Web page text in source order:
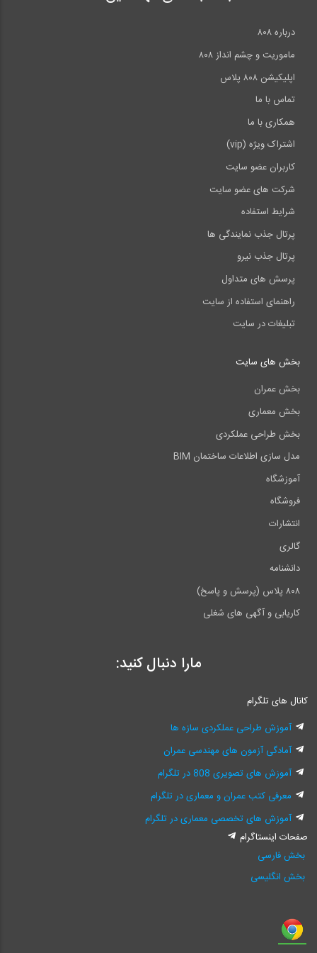
تهیه این کتاب که تالیف مدرس این ورکشاپ است به شرکت کنندگان در
این ورکشاپ پیشنهاد می‌شود:
لینک خرید پستی کتاب از فروشگاه وبسایت 808
----------------------------------------------------------------
SAP
لینک خرید پستی کتاب از فروشگاه وبسایت 808
درباره ۸۰۸
ماموریت و چشم انداز ۸۰۸
اپلیکیشن ۸۰۸ پلاس
تماس با ما
همکاری با ما
اشتراک ویژه (vip)
کاربران عضو سایت
شرکت های عضو سایت
شرایط استفاده
پرتال جذب نمایندگی ها
پرتال جذب نیرو
پرسش های متداول
راهنمای استفاده از سایت
تبلیغات در سایت
بخش های سایت
بخش عمران
بخش معماری
بخش طراحی عملکردی
مدل سازی اطلاعات ساختمان BIM
آموزشگاه
فروشگاه
انتشارات
گالری
دانشنامه
۸۰۸ پلاس (پرسش و پاسخ)
کاریابی و آگهی های شغلی
مارا دنبال کنید:
کانال های تلگرام
آموزش طراحی عملکردی سازه ها
آمادگی آزمون های مهندسی عمران
آموزش های تصویری 808 در تلگرام
معرفی کتب عمران و معماری در تلگرام
آموزش های تخصصی معماری در تلگرام
صفحات اینستاگرام
بخش فارسی
بخش انگلیسی